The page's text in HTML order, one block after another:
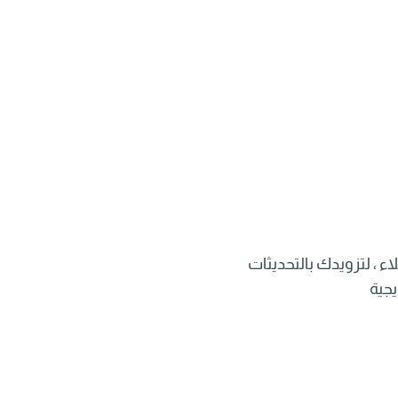
، لتزويدك بالتحديثات